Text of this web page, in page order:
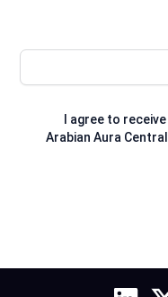
I agree to
Arabian Aura